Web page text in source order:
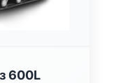
600L